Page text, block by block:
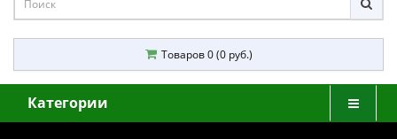
Товаров 0 (0 руб.)
Категории